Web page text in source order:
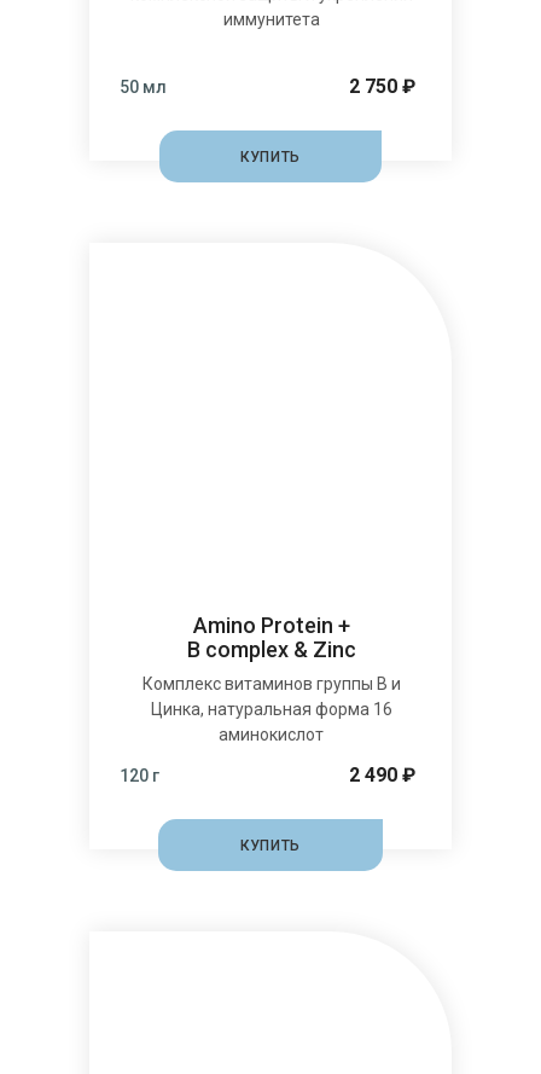
50 мл
иммунитета
КУПИТЬ
2 750 ₽
120 г 2 490 ₽
Комплекс витаминов группы В и
Цинка, натуральная форма 16
аминокислот
Amino Protein +
B complex & Zinc
КУПИТЬ